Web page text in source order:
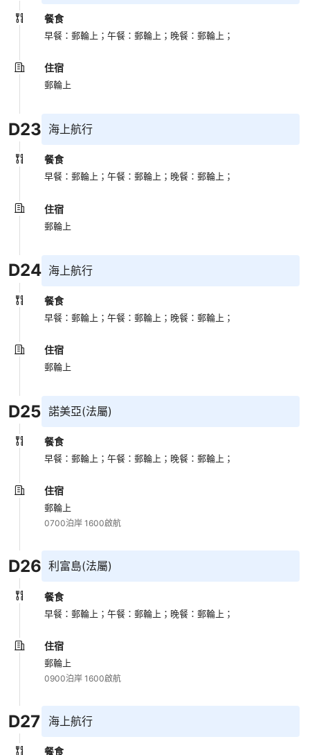
餐食
早餐：郵輪上；午餐：郵輪上； 晚餐：郵輪上；
住宿
郵輪上
D23 海上航行
餐食
早餐：郵輪上；午餐：郵輪上； 晚餐：郵輪上；
住宿
郵輪上
D24 海上航行
餐食
早餐：郵輪上；午餐：郵輪上； 晚餐：郵輪上；
住宿
郵輪上
D25 諾美亞(法屬)
餐食
早餐：郵輪上；午餐：郵輪上； 晚餐：郵輪上；
住宿
郵輪上
0700泊岸 1600啟航
D26 利富島(法屬)
餐食
早餐：郵輪上；午餐：郵輪上； 晚餐：郵輪上；
住宿
郵輪上
0900泊岸 1600啟航
D27 海上航行
餐食